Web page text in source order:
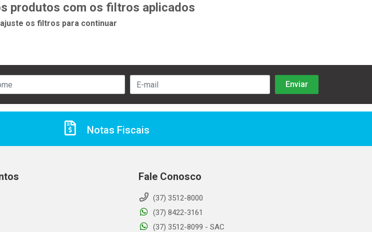
produtos com os filtros aplicados
os filtros para continuar
Notas Fiscais
Fale Conosco
(37) 3512-8000
(37) 8422-3161
(37) 3512-8099 - SAC